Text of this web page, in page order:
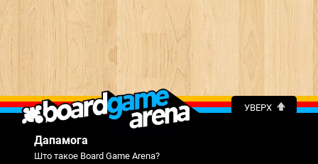
УВЕРХ
Дапамога
Што такое Board Game Arena?